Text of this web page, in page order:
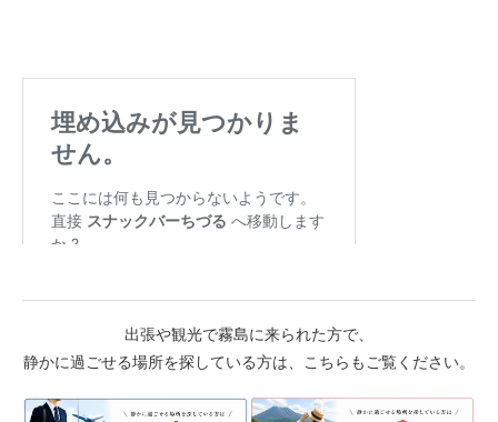
出張や観光で霧島に来られた方で、
静かに過ごせる場所を探している方は、こちらもご覧ください。